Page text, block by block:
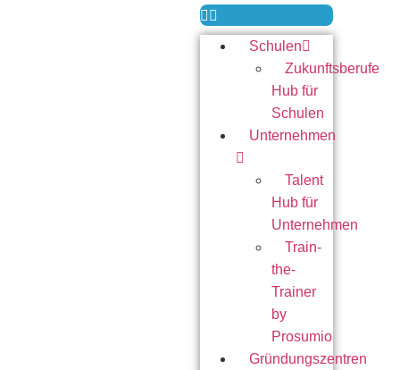
Schulen
Zukunftsberufe
Hub für
Schulen
Unternehmen
Talent
Hub für
Unternehmen
Train-
the-
Trainer
by
Prosumio
Gründungszentren